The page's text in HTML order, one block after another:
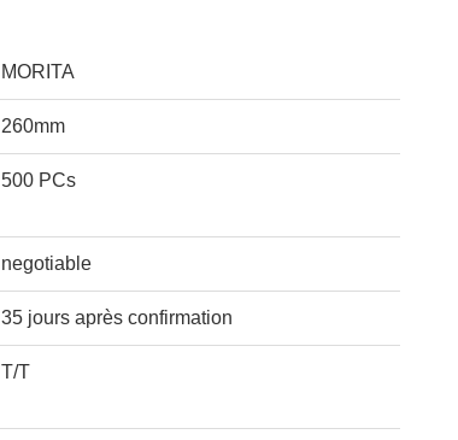
MORITA
260mm
500 PCs
negotiable
35 jours après confirmation
T/T